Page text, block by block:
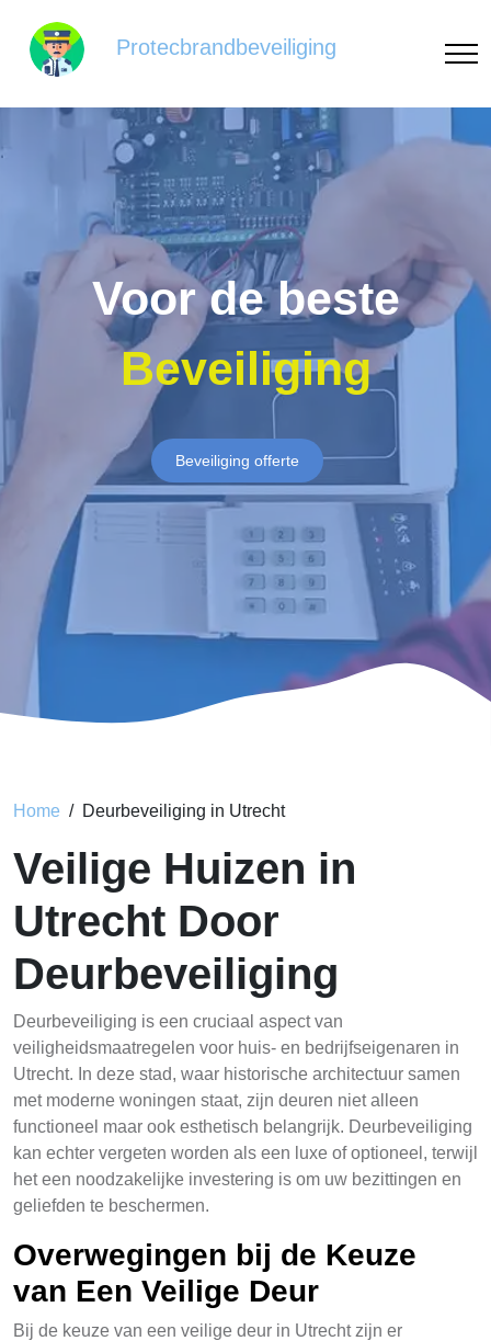
Protecbrandbeveiliging
Voor de beste
Beveiliging
Beveiliging offerte
Home Deurbeveiliging in Utrecht
Veilige Huizen in
Utrecht Door
Deurbeveiliging
Deurbeveiliging is een cruciaal aspect van
veiligheidsmaatregelen voor huis- en bedrijfseigenaren in
Utrecht. In deze stad, waar historische architectuur samen
met moderne woningen staat, zijn deuren niet alleen
functioneel maar ook esthetisch belangrijk. Deurbeveiliging
kan echter vergeten worden als een luxe of optioneel, terwijl
het een noodzakelijke investering is om uw bezittingen en
geliefden te beschermen.
Overwegingen bij de Keuze
van Een Veilige Deur
Bij de keuze van een veilige deur in Utrecht zijn er